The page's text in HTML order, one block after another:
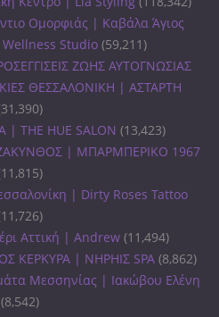
Ομορφιάς | Καβάλα Άγιος
Wellness Studio (59,211)
ΖΩΗΣ ΑΥΤΟΓΝΩΣΙΑΣ
ΘΕΣΣΑΛΟΝΙΚΗ | ΑΣΤΑΡΤΗ
THE HUE SALON (13,423)
| ΜΠΑΡΜΠΕΡΙΚΟ 1967
| Dirty Roses Tattoo
Αττική | Andrew (11,494)
ΚΕΡΚΥΡΑ | ΝΗΡΗΙΣ SPA (8,862)
Μεσσηνίας | Ιακώβου Ελένη
(8,542)